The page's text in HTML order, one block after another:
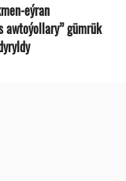
eýran
awtoýollary” gümrük